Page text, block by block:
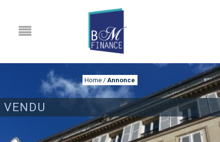
VENDU
Home / Annonce
ANNONCE